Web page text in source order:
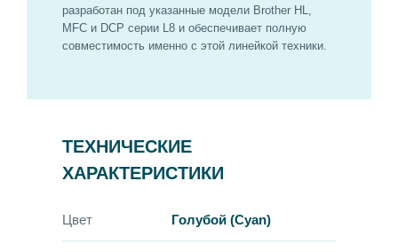
разработан под указанные модели Brother HL,
MFC и DCP серии L8 и обеспечивает полную
совместимость именно с этой линейкой техники.
ТЕХНИЧЕСКИЕ
ХАРАКТЕРИСТИКИ
Цвет Голубой (Cyan)